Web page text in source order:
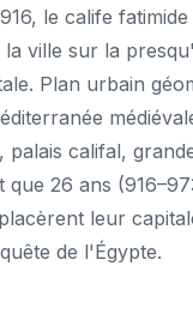
le calife
la ville sur la
Plan urbain
palais califal,
que 26 ans
leur
de l'Égypte.